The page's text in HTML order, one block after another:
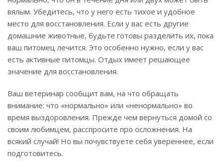
вялым. Убедитесь, что у него есть тихое и удобное
место для восстановления. Если у вас есть другие
домашние животные, будьте готовы разделить их, пока
ваш питомец лечится. Это особенно нужно, если у вас
есть активные питомцы. Отдых имеет решающее
значение для восстановления.
Ваш ветеринар сообщит вам, на что обращать
внимание: что «нормально» или «ненормально» во
время выздоровления. Прежде чем вернуться домой со
своим любимцем, расспросите про осложнения. На
всякий случай! Но вы почувствуете себя увереннее, если
подготовитесь.